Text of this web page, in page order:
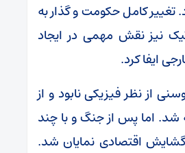
تغییر کامل حکومت و گذار به
نیز نقش مهمی در ایجاد
ایفا کرد.
از نظر فیزیکی نابود و از
شد. اما پس از جنگ و با چند
گشایش اقتصادی نمایان شد.